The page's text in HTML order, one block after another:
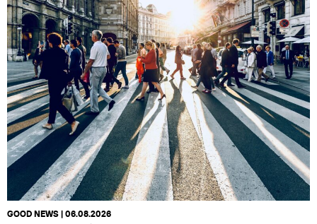
GOOD NEWS | 06.08.2026